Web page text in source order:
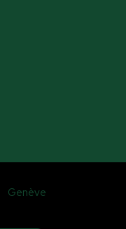
Genève